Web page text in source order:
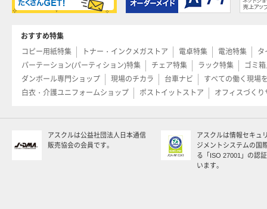
おすすめ特集
コピー用紙特集
トナー・インクメガストア 電卓特集 電池特集
タ
パーテーション(パーティション)特集
チェア特集 ラック特集
ゴミ
ダンボール専門ショップ
現場のチカラ 台車ナビ
すべての働く現場
白衣・介護ユニフォームショップ
ポストイットストア オフィスづくり
アスクルは公益社団法人日本通信
販売協会の会員です。
アスクルは情報セキュ
ジメントシステムの国
る「ISO 27001」の認
います。